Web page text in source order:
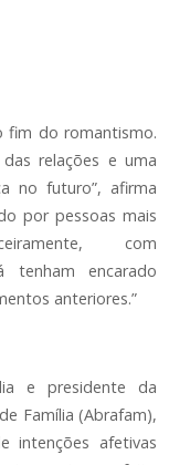
fim do romantismo.
relações e uma
no futuro”, afirma
por pessoas mais
com
tenham encarado
anteriores.”
e presidente da
Família (Abrafam),
intenções afetivas